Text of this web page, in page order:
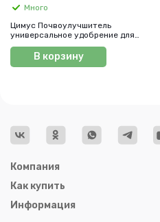
Много
Цимус Почвоулучшитель
универсальное удобрение для
растений 1 л
В корзину
Компания
Как купить
Информация